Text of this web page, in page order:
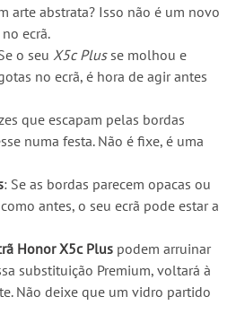
arte abstrata? Isso não é um novo
ecrã.
o seu X5c Plusse molhou e
no ecrã, é hora de agir antes
que escapam pelas bordas
numa festa. Não é fixe, é uma
: Se as bordas parecem opacas ou
antes, o seu ecrã pode estar a
Honor X5c Plus podem arruinar
substituição Premium, voltará à
Não deixe que um vidro partido